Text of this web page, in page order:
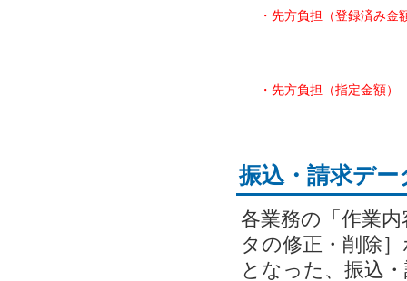
・先方負担（登録済み金
・先方負担（指定金額）
振込・請求デー
各業務の「作業
タの修正・削除
となった、振込